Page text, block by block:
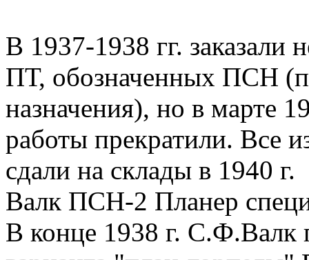
В 1937-1938 гг.
ПТ, обозначенных ПСН
назначения), но в марте
работы прекратили. Все
сдали на склады в 1940 г.
Валк ПСН-2 Планер
В конце 1938 г. С.Ф.Валк